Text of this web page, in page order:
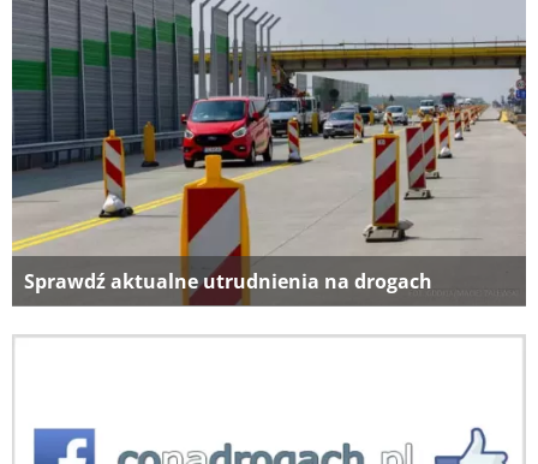
Sprawdź aktualne utrudnienia na drogach